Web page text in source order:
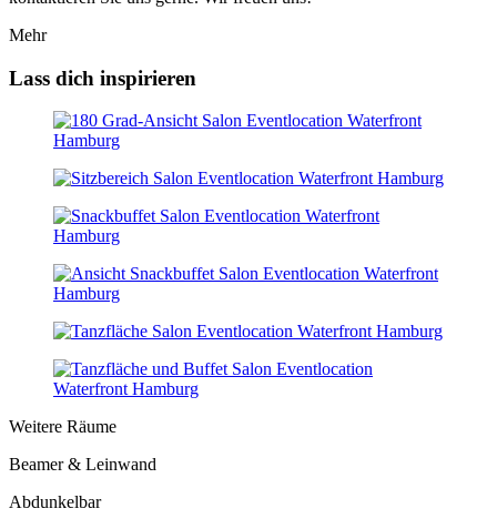
Mehr
Lass dich inspirieren
Weitere Räume
Beamer & Leinwand
Abdunkelbar